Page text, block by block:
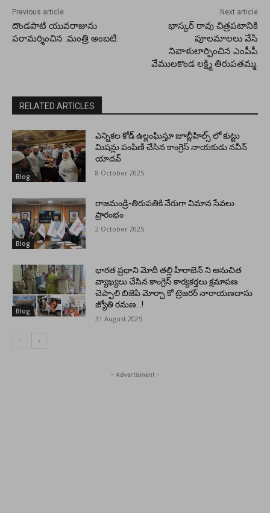
Previous article
దొండపాటి యువరాజును
పరామర్శించిన :మంత్రి అంబటి:
Next article
భాస్కర్ రావు చిత్రపటానికి
పూలమాలలు వేసి
నివాళులార్పించిన ఎంపీపీ
వేములకొండ లక్ష్మి తిరుపతమ్మ.
RELATED ARTICLES
Blog
ఎన్నికల కోడ్ ఉల్లంఘిస్తూ జూబ్లీహిల్స్ లో కుట్టు
మిషన్లు పంపిణీ చేసిన కాంగ్రెస్ నాయకుడు నవీన్
యాదవ్
8 October 2025
Blog
రాజమండ్రి-తిరుపతికి నేరుగా విమాన సేవలు
ప్రారంభం
2 October 2025
Blog
భారత ప్రధాని మోదీ తల్లి హీరాబెన్ ని అనుచిత
వ్యాఖ్యలు చేసిన కాంగ్రెస్ కార్యకర్తలు క్షమాపణ
చెప్పాలి బిజెపి మోర్చా కో ట్రెజరర్ నారాయణదాసు
జ్యోతి రమణ…!
31 August 2025
- Advertisment -